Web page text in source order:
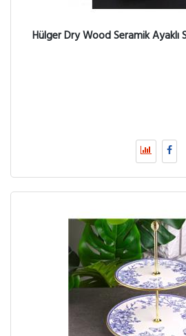
Hülger Dry Wood Seramik Ayaklı